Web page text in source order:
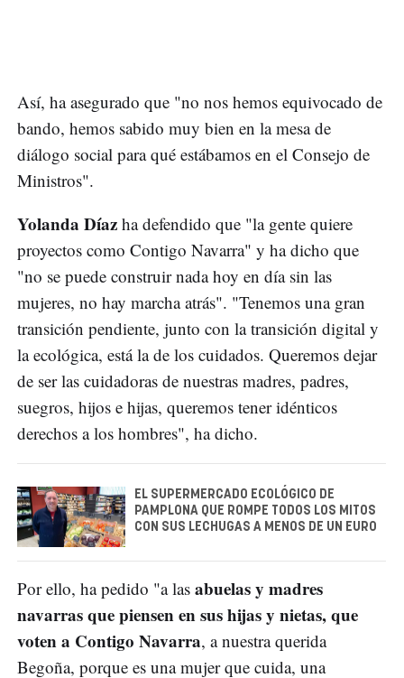
Así, ha asegurado que "no nos hemos equivocado de
bando, hemos sabido muy bien en la mesa de
diálogo social para qué estábamos en el Consejo de
Ministros".
Yolanda Díaz ha defendido que "la gente quiere
proyectos como Contigo Navarra" y ha dicho que
"no se puede construir nada hoy en día sin las
mujeres, no hay marcha atrás". "Tenemos una gran
transición pendiente, junto con la transición digital y
la ecológica, está la de los cuidados. Queremos dejar
de ser las cuidadoras de nuestras madres, padres,
suegros, hijos e hijas, queremos tener idénticos
derechos a los hombres", ha dicho.
EL SUPERMERCADO ECOLÓGICO DE
PAMPLONA QUE ROMPE TODOS LOS MITOS
CON SUS LECHUGAS A MENOS DE UN EURO
Por ello, ha pedido "a las abuelas y madres
navarras que piensen en sus hijas y nietas, que
voten a Contigo Navarra, a nuestra querida
Begoña, porque es una mujer que cuida, una